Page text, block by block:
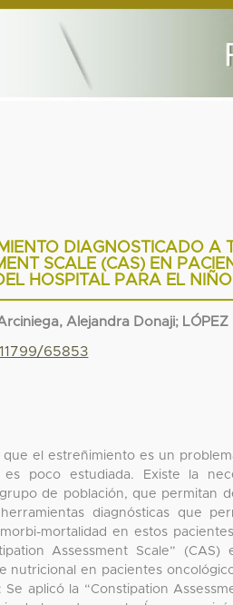
DIAGNOSTICADO A
SCALE (CAS) EN
HOSPITAL PARA EL
Alejandra Donaji;
65853
que el estreñimiento es un
es poco estudiada. Existe la
de población, que permitan
diagnósticas que
mortalidad en estos
Assessment Scale”
en pacientes
aplicó la “Constipation